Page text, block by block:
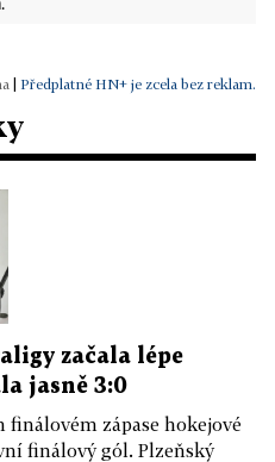
Předplatné HN+ je zcela bez reklam.
začala lépe
jasně 3:0
zápase hokejové
finálový gól. Plzeňský